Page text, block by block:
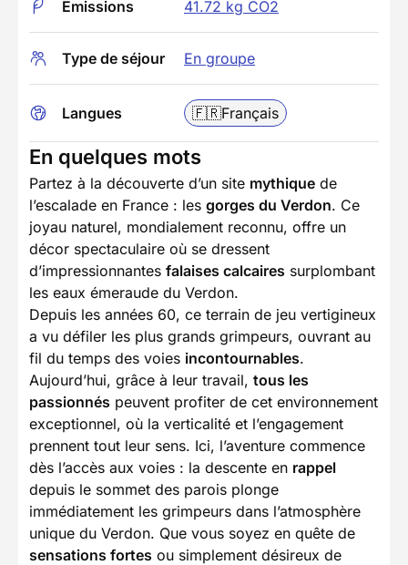
Emissions 41.72 kg CO2
Type de séjour En groupe
Langues 🇫🇷Français
En quelques mots
Partez à la découverte d’un site mythique de
l’escalade en France : les gorges du Verdon. Ce
joyau naturel, mondialement reconnu, offre un
décor spectaculaire où se dressent
d’impressionnantes falaises calcaires surplombant
les eaux émeraude du Verdon.
Depuis les années 60, ce terrain de jeu vertigineux
a vu défiler les plus grands grimpeurs, ouvrant au
fil du temps des voies incontournables.
Aujourd’hui, grâce à leur travail, tous les
passionnés peuvent profiter de cet environnement
exceptionnel, où la verticalité et l’engagement
prennent tout leur sens. Ici, l’aventure commence
dès l’accès aux voies : la descente en rappel
depuis le sommet des parois plonge
immédiatement les grimpeurs dans l’atmosphère
unique du Verdon. Que vous soyez en quête de
sensations fortes ou simplement désireux de